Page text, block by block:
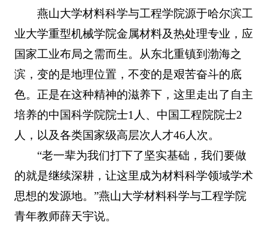
燕山大学材料科学与工程学院源于哈尔滨工
业大学重型机械学院金属材料及热处理专业，应
国家工业布局之需而生。从东北重镇到渤海之
滨，变的是地理位置，不变的是艰苦奋斗的底
色。正是在这种精神的滋养下，这里走出了自主
培养的中国科学院院士1人、中国工程院院士2
人，以及各类国家级高层次人才46人次。
“老一辈为我们打下了坚实基础，我们要做
的就是继续深耕，让这里成为材料科学领域学术
思想的发源地。”燕山大学材料科学与工程学院
青年教师薛天宇说。